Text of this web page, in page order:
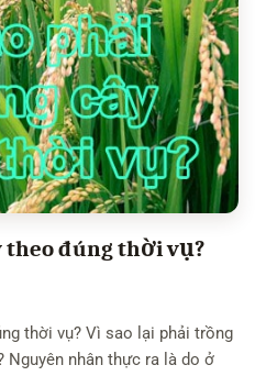
theo đúng thời vụ?
thời vụ? Vì sao lại phải trồng
Nguyên nhân thực ra là do ở